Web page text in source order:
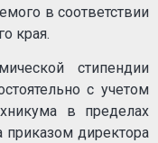
в соответствии
края.
стипендии
с учетом
в пределах
приказом директора